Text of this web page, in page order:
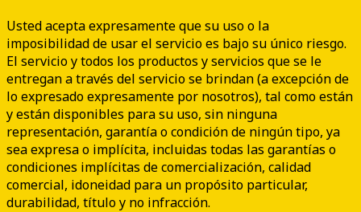
Usted acepta expresamente que su uso o la
imposibilidad de usar el servicio es bajo su único riesgo.
El servicio y todos los productos y servicios que se le
entregan a través del servicio se brindan (a excepción de
lo expresado expresamente por nosotros), tal como están
y están disponibles para su uso, sin ninguna
representación, garantía o condición de ningún tipo, ya
sea expresa o implícita, incluidas todas las garantías o
condiciones implícitas de comercialización, calidad
comercial, idoneidad para un propósito particular,
durabilidad, título y no infracción.